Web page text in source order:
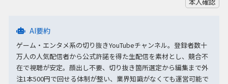
AI要約
ゲーム・エンタメ系の切り抜きYouTubeチャンネル。登録者数十
万人の人気配信者から公式許諾を得た生配信を素材とし、競合不
在で視聴が安定。顔出し不要、切り抜き箇所選定から編集まで外
注1本500円で回せる体制が整い、業界知識がなくても運営可能で